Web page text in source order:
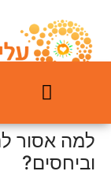
למה אסור
וביחסים?